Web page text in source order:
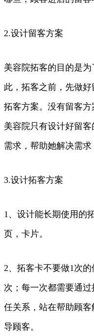
2.设计留客方案
美容院拓客的目的是
此，拓客之前，先做
拓客方案。没有留客方
美容院只有设计好留
需求，帮助她解决需求
3.设计拓客方案
1、设计能长期使用的
页，卡片。
2、拓客卡不要做1次
次；每一次都需要通
任关系，站在帮助顾客
导顾客。